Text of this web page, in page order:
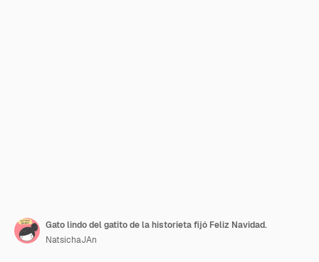
Gato lindo del gatito de la historieta fijó Feliz Navidad.
NatsichaJAn